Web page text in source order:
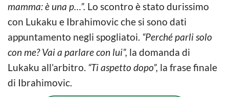
mamma: è una p…”. Lo scontro è stato durissimo
con Lukaku e Ibrahimovic che si sono dati
appuntamento negli spogliatoi. “Perché parli solo
con me? Vai a parlare con lui”, la domanda di
Lukaku all’arbitro. “Ti aspetto dopo”, la frase finale
di Ibrahimovic.